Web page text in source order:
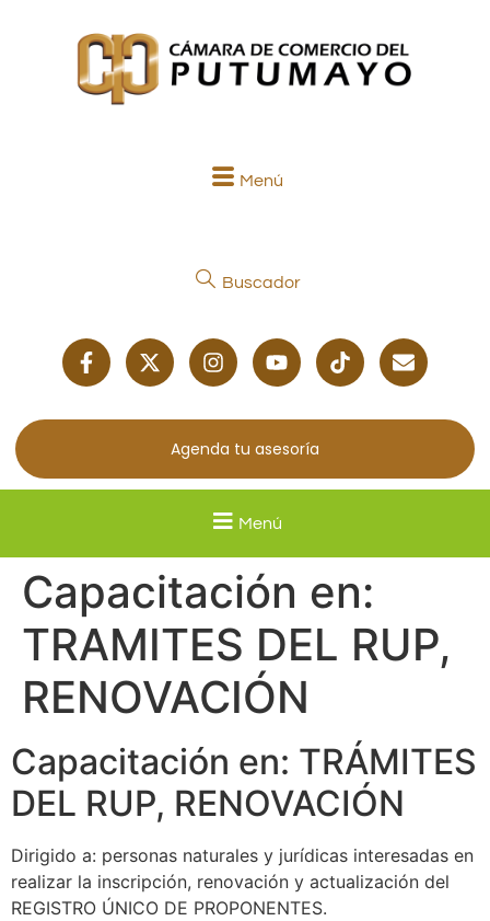
Menú
Buscador
Agenda tu asesoría
Menú
Capacitación en:
TRAMITES DEL RUP,
RENOVACIÓN
Capacitación en: TRÁMITES
DEL RUP, RENOVACIÓN
Dirigido a: personas naturales y jurídicas interesadas en
realizar la inscripción, renovación y actualización del
REGISTRO ÚNICO DE PROPONENTES.